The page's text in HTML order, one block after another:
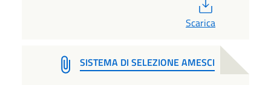
Scarica
SISTEMA DI SELEZIONE AMESCI